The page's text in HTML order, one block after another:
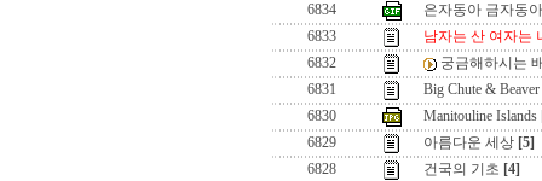
6834
은자동아 금자동아
6833
남자는 산 여자는
6832
궁금해하시는
6831
Big Chute & Beaver
6830
Manitouline Islands
6829
아름다운 세상 [5]
6828
건국의 기초 [4]